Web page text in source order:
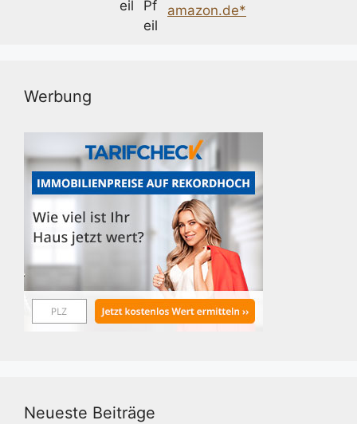
amazon.de*
Werbung
Neueste Beiträge